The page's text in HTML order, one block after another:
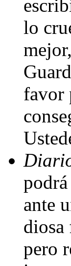
lo
favor
ante
diosa
pero